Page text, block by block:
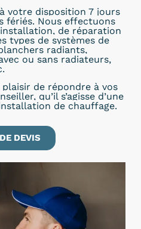
votre disposition 7 jours
fériés. Nous effectuons
de réparation
types de systèmes de
radiants,
ou sans radiateurs,
de répondre à vos
qu’il s’agisse d’une
de chauffage.
DEVIS